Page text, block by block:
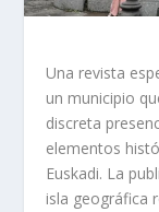
Una revista
un municipio
discreta
elementos
Euskadi. La
isla geográfica